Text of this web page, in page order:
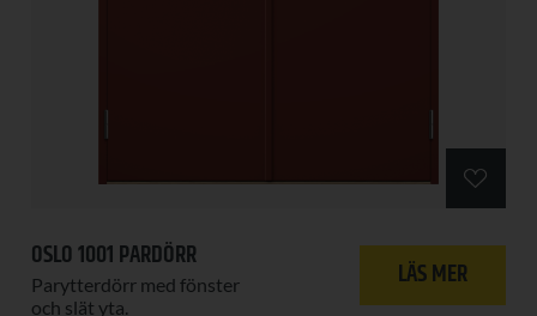
OSLO 1001 PARDÖRR
Parytterdörr med fönster
och slät yta.
LÄS MER